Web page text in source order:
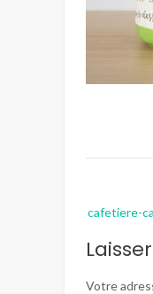
navigation
cafetiere-
Votre